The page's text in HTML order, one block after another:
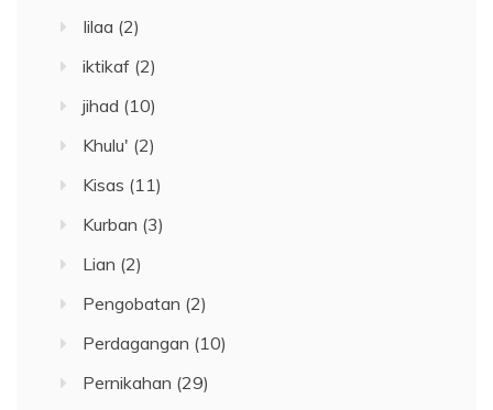
Iilaa (2)
iktikaf (2)
jihad (10)
Khulu' (2)
Kisas (11)
Kurban (3)
Lian (2)
Pengobatan (2)
Perdagangan (10)
Pernikahan (29)